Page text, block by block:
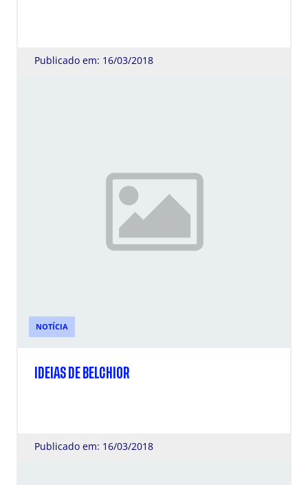
Publicado em: 16/03/2018
NOTÍCIA
IDEIAS DE BELCHIOR
Publicado em: 16/03/2018